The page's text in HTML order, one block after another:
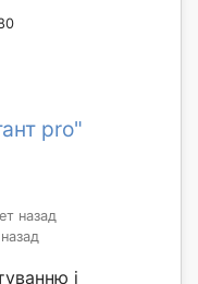
pro"
назад
і